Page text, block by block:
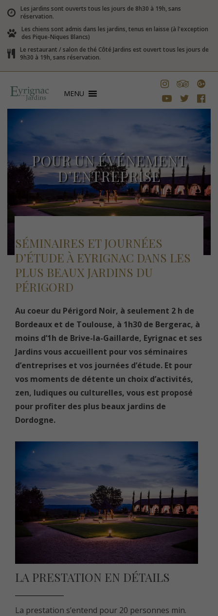
Les jardins sont ouverts tous les jours de 8h30 à 19h, sans
réservation.
Les chiens sont admis dans les jardins, tenus en laisse (à l'exception
des Pique-Niques Blancs)
Le restaurant / salon de thé Côté Jardins est ouvert tous les jours de
9h30 à 19h, sans réservation.
MENU
POUR UN ÉVÉNEMENT
D’ENTREPRISE
SÉMINAIRES ET JOURNÉES
D’ÉTUDE À EYRIGNAC DANS LES
PLUS BEAUX JARDINS DU
PÉRIGORD
Au coeur du Périgord Noir, à seulement 2 h de
Bordeaux et de Toulouse, à 1h30 de Bergerac, à
moins d’1h de Brive-la-Gaillarde, Eyrignac et ses
Jardins vous accueillent pour vos séminaires
d’entreprises et vos journées d’étude. Et pour
vos moments de détente un choix d’activités,
zen, ludiques ou culturelles, vous est proposé
pour profiter des plus beaux jardins de
Dordogne.
LA PRESTATION EN DÉTAILS
La prestation s’entend pour 20 personnes min.